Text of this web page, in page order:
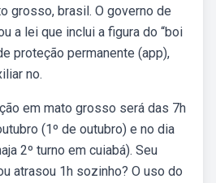
grosso, brasil. O governo de
a lei que inclui a figura do “boi
proteção permanente (app),
no.
em mato grosso será das 7h
(1º de outubro) e no dia
2º turno em cuiabá). Seu
atrasou 1h sozinho? O uso do